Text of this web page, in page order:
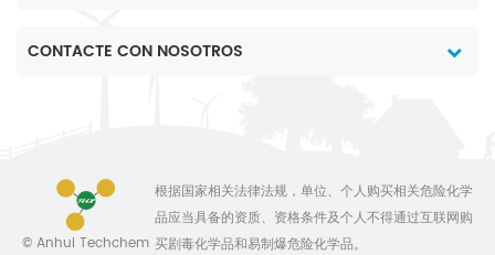
CONTACTE CON NOSOTROS
© Anhui Techchem
根据国家相关法律法规，单位、个人购买相关危险化学
品应当具备的资质、资格条件及个人不得通过互联网购
买剧毒化学品和易制爆危险化学品。